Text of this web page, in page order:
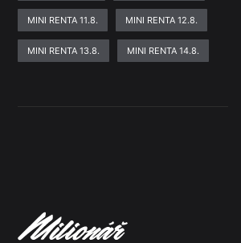
MINI RENTA 11.8. MINI RENTA 12.8.
MINI RENTA 13.8. MINI RENTA 14.8.